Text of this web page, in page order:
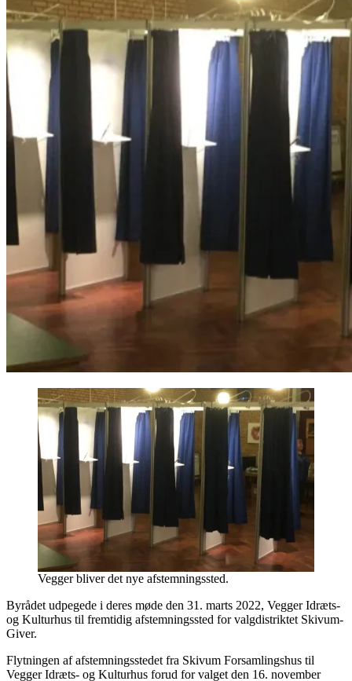
Vegger bliver det nye afstemningssted.
Byrådet udpegede i deres møde den 31. marts 2022, Vegger Idræts-
og Kulturhus til fremtidig afstemningssted for valgdistriktet Skivum-
Giver.
Flytningen af afstemningsstedet fra Skivum Forsamlingshus til
Vegger Idræts- og Kulturhus forud for valget den 16. november